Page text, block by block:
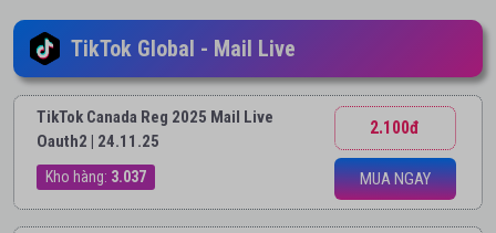
TikTok Global - Mail Live
TikTok Canada Reg 2025 Mail Live
Oauth2 | 24.11.25
Kho hàng: 3.037
2.100đ
MUA NGAY